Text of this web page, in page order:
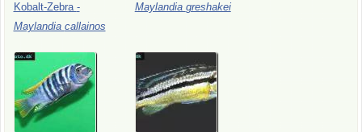
Kobalt-Zebra -
Maylandia callainos
Maylandia greshakei